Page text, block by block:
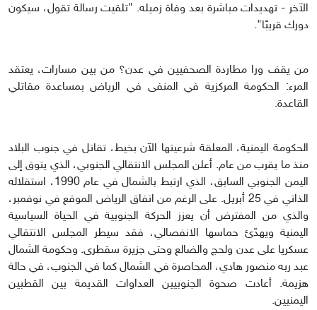
الآخر - تهديدات مباشرة بعد وفاة زميله. "تلقيت رسالة تقول، سيكون
دورك قريبًا".
من يقف ورا مطاردة الصحفيين في عدن؟ من بين مسارات، يعتقد
المرء: الحكومة المركزية في المنفى في الرياض بمساعدة مقاتلي
القاعدة.
الحكومة اليمنية، المعلقة شرعيتها الآن بخيط، تقاتل في جنوب البلاد
منذ ما يقرب من عام. أعلن المجلس الانتقالي الجنوبي، الذي يتوق إلى
اليمن الجنوبي السابق، الذي ارتبط بالشمال في عام 1990، استقلاله
الذاتي في 25 أبريل. على الرغم من اتفاق الرياض الموقع في نوفمبر،
والذي من المفترض أن يعزز الحركة الجنوبية في الحياة السياسية
اليمنية ويهدّئ حماسها الانفصالي، فقد سيطر المجلس الانتقالي
عسكريا على عدن ولحج والضالع وحتى جزيرة سقطرى. وحكومة الشمال
عبد ربه منصور هادي، المحاصرة في الشمال كما في الجنوب، في حالة
هزيمة. أعادت صحوة الجنوبيين العداوات القديمة بين القطبين
اليمنيين.